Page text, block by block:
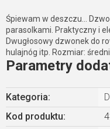
Śpiewam w deszczu...
parasolkami. Praktyczny i
Dwugłosowy dzwonek do
hulajnóg itp. Rozmiar:
Parametry
Kategoria:
Kod produktu: